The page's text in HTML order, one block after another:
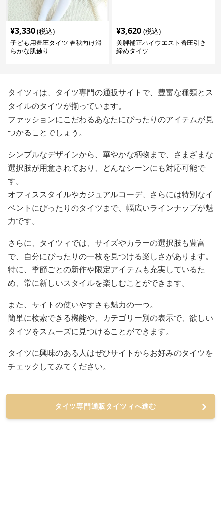
¥3,330 (税込)
子ども用着圧タイツ 春秋向け滑
らかな肌触り
¥3,620 (税込)
美脚補正ハイウエスト着圧引き
締めタイツ
タイツィは、タイツ専門の通販サイトで、豊富な種類とス
タイルのタイツが揃っています。
ファッションにこだわるあなたにぴったりのアイテムが見
つかることでしょう。
シンプルなデザインから、華やかな柄物まで、さまざまな
選択肢が用意されており、どんなシーンにも対応可能で
す。
オフィススタイルやカジュアルコーデ、さらには特別なイ
ベントにぴったりのタイツまで、幅広いラインナップが魅
力です。
さらに、タイツィでは、サイズやカラーの選択肢も豊富
で、自分にぴったりの一枚を見つける楽しさがあります。
特に、季節ごとの新作や限定アイテムも充実しているた
め、常に新しいスタイルを楽しむことができます。
また、サイトの使いやすさも魅力の一つ。
簡単に検索できる機能や、カテゴリー別の表示で、欲しい
タイツをスムーズに見つけることができます。
タイツに興味のある人はぜひサイトからお好みのタイツを
チェックしてみてください。
タイツ専門通販タイツィへ進む